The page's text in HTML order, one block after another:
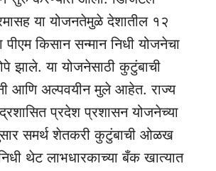
या योजनतेमुळे देशातील १२
पीएम किसान सन्मान निधी योजनेचा
झाले. या योजनेसाठी कुटुंबाची
आणि अल्पवयीन मुले आहेत. राज्य
प्रदेश प्रशासन योजनेच्या
समर्थ शेतकरी कुटुंबाची ओळख
थेट लाभधारकाच्या बँक खात्यात